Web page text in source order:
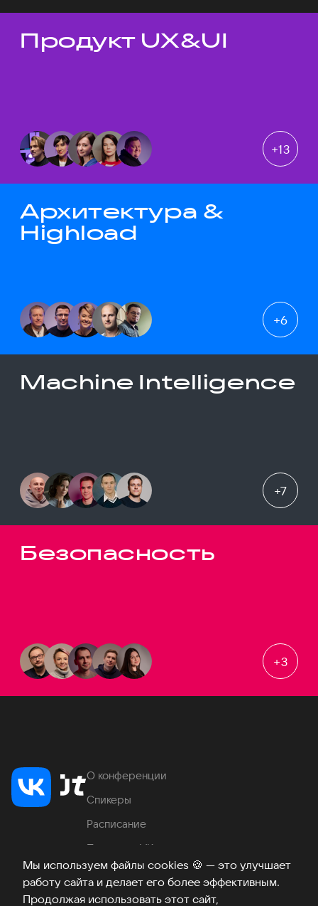
Мы используем файлы cookies 🍪 — это улучшает
работу сайта и делает его более эффективным.
Продолжая использовать этот сайт,
Темы докладов
Продукт UX&UI
+13
Архитектура &
Highload
+6
Machine Intelligence
+7
Безопасность
+3
О конференции
Спикеры
Расписание
Продукты VK
Место проведения
Часто задаваемые вопросы